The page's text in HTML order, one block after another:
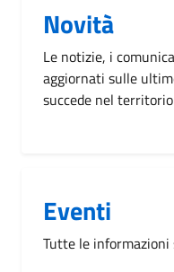
Novità
Le notizie, i
aggiornati sulle
succede nel
Eventi
Tutte le informazioni